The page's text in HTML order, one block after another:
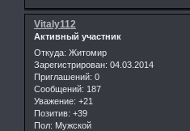
Vitaly112
Активный участник
Откуда: Житомир
Зарегистрирован: 04.03.2014
Приглашений: 0
Сообщений: 187
Уважение: +21
Позитив: +39
Пол: Мужской